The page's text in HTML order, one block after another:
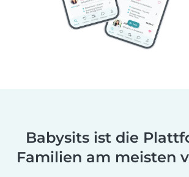
Babysits ist die
Familien am meisten